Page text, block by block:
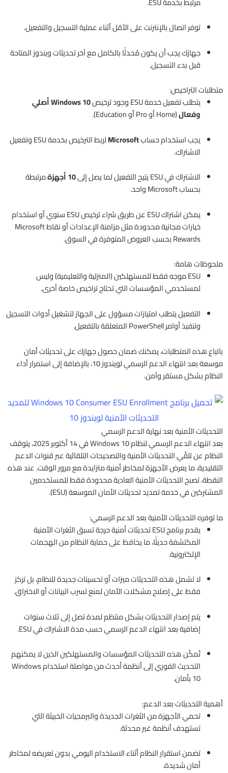
توفر اتصال بالإنترنت على الأقل أثناء عملية التسجيل والتفعيل.
جهازك يجب أن يكون مُحدثًا بالكامل مع آخر تحديثات ويندوز المتاحة
قبل بدء التسجيل.
متطلبات التراخيص:
يتطلب تفعيل خدمة ESU وجود ترخيص
Windows 10 أصلي
وفعال(Home أو Pro أو Education).
يجب استخدام حسابMicrosoft
لربط الترخيص بخدمة ESU وتفعيل
الاشتراك.
الاشتراك في ESU يتيح التفعيل لما يصل إلى
10 أجهزة
مرتبطة
بحساب Microsoft واحد.
يمكن اشتراك ESU عن طريق شراء ترخيص ESU سنوي أو استخدام
خيارات مجانية محدودة مثل مزامنة الإعدادات أو نقاط Microsoft
Rewards بحسب العروض المتوفرة في السوق.
ملحوظات هامة:
ESU موجه فقط للمستهلكين (المنزلية والتعليمية) وليس
لمستخدمي المؤسسات التي تحتاج تراخيص خاصة أخرى.
التفعيل يتطلب امتيازات مسؤول على الجهاز لتشغيل أدوات التسجيل
وتنفيذ أوامر PowerShell المتعلقة بالتفعيل.
باتباع هذه المتطلبات، يمكنك ضمان حصول جهازك على تحديثات أمان
موسعة بعد انتهاء الدعم الرسمي لويندوز 10، بالإضافة إلى استمرار أداء
النظام بشكل مستقر وآمن.​
التحديثات الأمنية بعد نهاية الدعم الرسمي
بعد انتهاء الدعم الرسمي لنظام Windows 10 في 14 أكتوبر 2025، يتوقف
النظام عن تلقّي التحديثات الأمنية والتصحيحات التلقائية عبر قنوات الدعم
التقليدية، ما يعرض الأجهزة لمخاطر أمنية متزايدة مع مرور الوقت. عند هذه
النقطة، تصبح التحديثات الأمنية العادية محدودة فقط للمستخدمين
المشتركين في خدمة تمديد تحديثات الأمان الموسعة (ESU).
ما توفره التحديثات الأمنية بعد الدعم الرسمي:
يقدم برنامج ESU تحديثات أمنية حرجة تسبق الثغرات الأمنية
المكتشفة حديثًا، ما يحافظ على حماية النظام من الهجمات
الإلكترونية.
لا تشمل هذه التحديثات ميزات أو تحسينات جديدة للنظام، بل تركز
فقط على إصلاح مشكلات الأمان لمنع تسرب البيانات أو الاختراق.
يتم إصدار التحديثات بشكل منتظم لمدة تصل إلى ثلاث سنوات
إضافية بعد انتهاء الدعم الرسمي حسب مدة الاشتراك في ESU.
تُمكّن هذه التحديثات المؤسسات والمستهلكين الذين لا يمكنهم
التحديث الفوري إلى أنظمة أحدث من مواصلة استخدام Windows
10 بأمان.
أهمية التحديثات بعد الدعم:
تحمي الأجهزة من الثغرات الجديدة والبرمجيات الخبيثة التي
تستهدف أنظمة غير محدثة.
تضمن استقرار النظام أثناء الاستخدام اليومي بدون تعريضه لمخاطر
أمان شديدة.